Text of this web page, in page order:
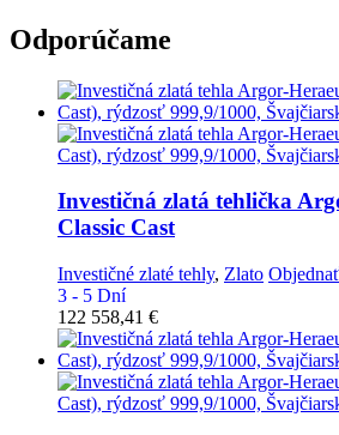
Odporúčame
Investičná zlatá tehlička
Classic Cast
Investičné zlaté tehly, Zlato
3 - 5 Dní
122 558,41 €